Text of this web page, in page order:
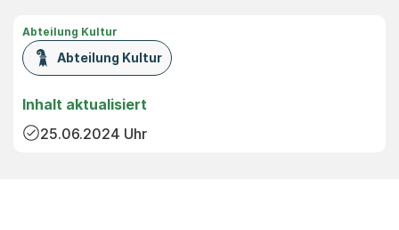
Abteilung Kultur
Abteilung Kultur
Inhalt aktualisiert
25.06.2024 Uhr